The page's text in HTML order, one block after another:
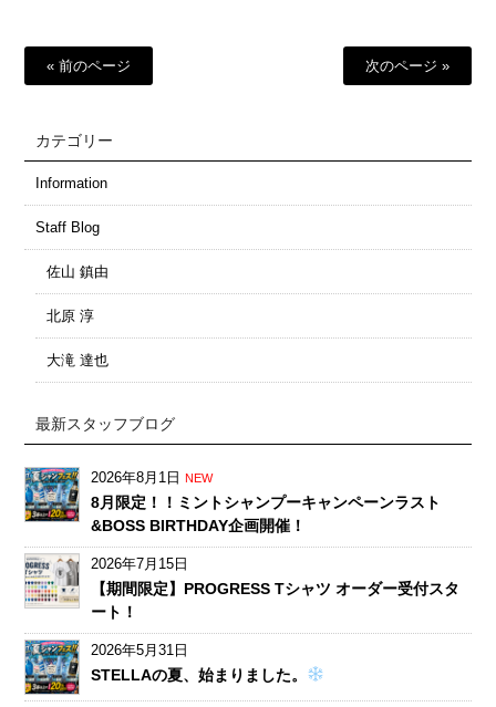
« 前のページ 次のページ »
カテゴリー
Information
Staff Blog
佐山 鎮由
北原 淳
大滝 達也
最新スタッフブログ
2026年8月1日 NEW
8月限定！！ミントシャンプーキャンペーンラスト
&BOSS BIRTHDAY企画開催！
2026年7月15日
【期間限定】PROGRESS Tシャツ オーダー受付スタ
ート！
2026年5月31日
STELLAの夏、始まりました。